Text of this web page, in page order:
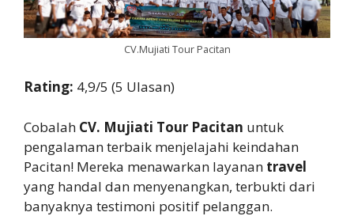
CV.Mujiati Tour Pacitan
Rating: 4,9/5 (5 Ulasan)
Cobalah CV. Mujiati Tour Pacitan untuk
pengalaman terbaik menjelajahi keindahan
Pacitan! Mereka menawarkan layanan travel
yang handal dan menyenangkan, terbukti dari
banyaknya testimoni positif pelanggan.